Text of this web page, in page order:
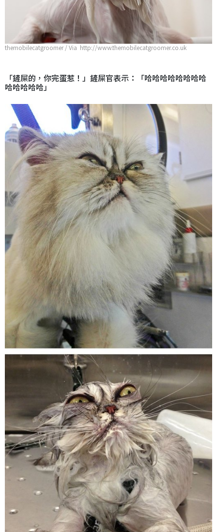
themobilecatgroomer / Via http://www.themobilecatgroomer.co.uk
「鏟屎的，你完蛋惹！」鏟屎官表示：「哈哈哈哈哈哈哈哈
哈哈哈哈哈」